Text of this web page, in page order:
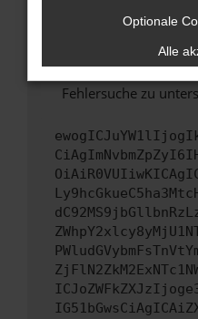
Wenn du alle oben
hast, kontaktiere uns
versuchen, das
uns diesen Text
Fehlersuche zu
Optionale
Alle